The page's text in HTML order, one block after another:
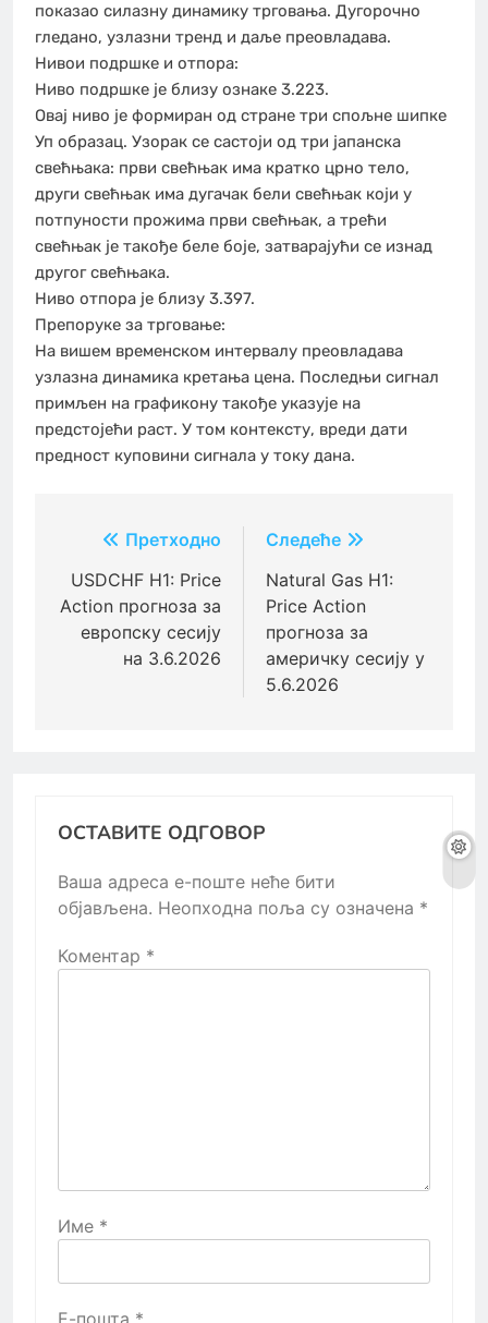
показао силазну динамику трговања. Дугорочно
гледано, узлазни тренд и даље преовладава.
Нивои подршке и отпора:
Ниво подршке је близу ознаке 3.223.
Овај ниво је формиран од стране три спољне шипке
Уп образац. Узорак се састоји од три јапанска
свећњака: први свећњак има кратко црно тело,
други свећњак има дугачак бели свећњак који у
потпуности прожима први свећњак, а трећи
свећњак је такође беле боје, затварајући се изнад
другог свећњака.
Ниво отпора је близу 3.397.
Препоруке за трговање:
На вишем временском интервалу преовладава
узлазна динамика кретања цена. Последњи сигнал
примљен на графикону такође указује на
предстојећи раст. У том контексту, вреди дати
предност куповини сигнала у току дана.
Кретање
чланка
Претходно
USDCHF H1: Price
Action прогноза за
европску сесију
на 3.6.2026
Следеће
Natural Gas H1:
Price Action
прогноза за
америчку сесију у
5.6.2026
ОСТАВИТЕ ОДГОВОР
Ваша адреса е-поште неће бити
објављена. Неопходна поља су означена *
Коментар *
Име *
Е-пошта *